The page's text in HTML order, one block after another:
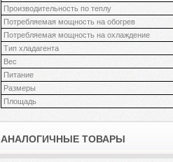
Производительность по теплу
Потребляемая мощность на обогрев
Потребляемая мощность на охлаждение
Тип хладагента
Вес
Питание
Размеры
Площадь
АНАЛОГИЧНЫЕ ТОВАРЫ